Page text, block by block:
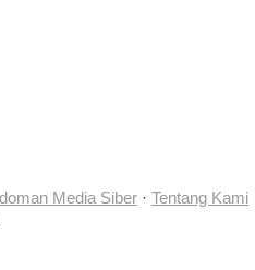
Media Siber · Tentang Kami